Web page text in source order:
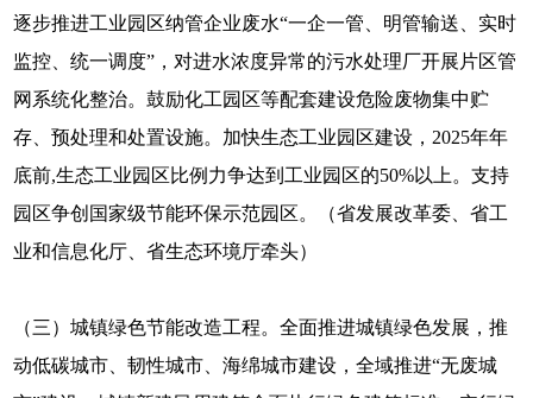
逐步推进工业园区纳管企业废水“一企一管、明管输送、实时
监控、统一调度”，对进水浓度异常的污水处理厂开展片区管
网系统化整治。鼓励化工园区等配套建设危险废物集中贮
存、预处理和处置设施。加快生态工业园区建设，2025年年
底前,生态工业园区比例力争达到工业园区的50%以上。支持
园区争创国家级节能环保示范园区。（省发展改革委、省工
业和信息化厅、省生态环境厅牵头）
（三）城镇绿色节能改造工程。全面推进城镇绿色发展，推
动低碳城市、韧性城市、海绵城市建设，全域推进“无废城